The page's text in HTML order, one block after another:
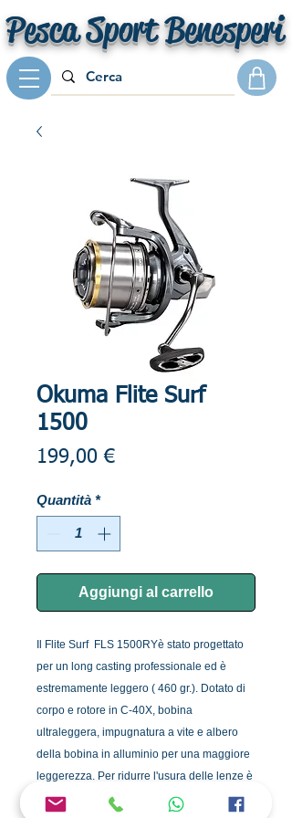
Pesca Sport Benesperi
Okuma Flite Surf
1500
199,00 €Prezzo
Quantità *
Aggiungi al carrello
Il Flite Surf FLS 1500RYè stato progettato
per un long casting professionale ed è
estremamente leggero ( 460 gr.). Dotato di
corpo e rotore in C-40X, bobina
ultraleggera, impugnatura a vite e albero
della bobina in alluminio per una maggiore
leggerezza. Per ridurre l'usura delle lenze è
stato progettato un rullo con uno speciale